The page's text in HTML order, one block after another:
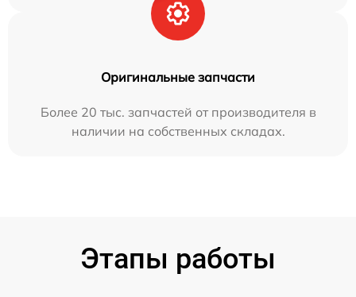
Оригинальные запчасти
Более 20 тыс. запчастей от производителя в
наличии на собственных складах.
Этапы работы